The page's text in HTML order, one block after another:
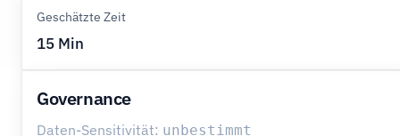
Geschätzte Zeit
15 Min
Governance
Daten-Sensitivität: unbestimmt